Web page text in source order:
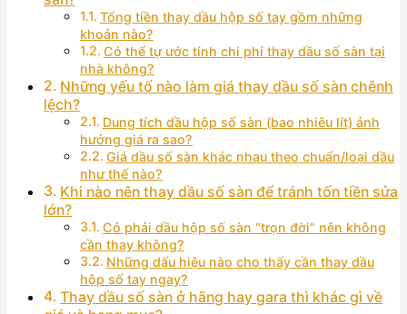
Tổng tiền thay dầu hộp số tay gồm những
khoản nào?
Có thể tự ước tính chi phí thay dầu số sàn tại
nhà không?
Những yếu tố nào làm giá thay dầu số sàn chênh
lệch?
Dung tích dầu hộp số sàn (bao nhiêu lít) ảnh
hưởng giá ra sao?
Giá dầu số sàn khác nhau theo chuẩn/loại dầu
như thế nào?
Khi nào nên thay dầu số sàn để tránh tốn tiền sửa
lớn?
Có phải dầu hộp số sàn “trọn đời” nên không
cần thay không?
Những dấu hiệu nào cho thấy cần thay dầu
hộp số tay ngay?
Thay dầu số sàn ở hãng hay gara thì khác gì về